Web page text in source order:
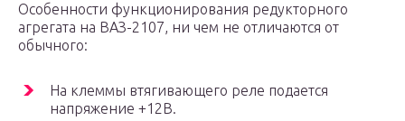
Особенности функционирования редукторного
агрегата на ВАЗ-2107, ни чем не отличаются от
обычного:
На клеммы втягивающего реле подается
напряжение +12В.